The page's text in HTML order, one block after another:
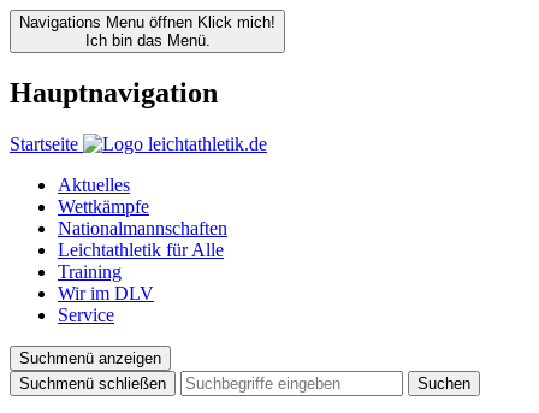
Navigations Menu öffnen Klick mich!
Ich bin das Menü.
Hauptnavigation
Startseite
Aktuelles
Wettkämpfe
Nationalmannschaften
Leichtathletik für Alle
Training
Wir im DLV
Service
Suchmenü anzeigen
Suchmenü schließen
Suchen